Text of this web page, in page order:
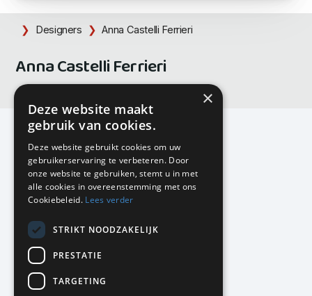
Designers Anna Castelli Ferrieri
Anna Castelli Ferrieri
KMP Kantoormeubilair
Airport Business Park
Frankfurtstraat 29-31
1175 RH Lijnden
020-617 01 26
info@kmpkantoormeubilair.nl
Facebook
Instagram
×
Deze website maakt
gebruik van cookies.
Deze website gebruikt cookies om uw
gebruikerservaring te verbeteren. Door
onze website te gebruiken, stemt u in met
alle cookies in overeenstemming met ons
Cookiebeleid. Lees verder
STRIKT NOODZAKELIJK
PRESTATIE
TARGETING